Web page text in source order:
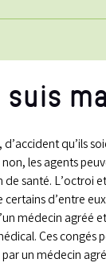
qu’ils
les agents
santé. L’octroi
d’entre
médecin agréé
Ces congés
un médecin